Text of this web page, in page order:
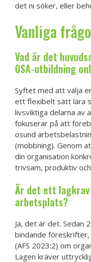
det ni söker, eller
Vanliga
Vad är det
OSA-utbildning
Syftet med att välja
ett flexibelt sätt lära
livsviktiga delarna av
fokuserar på att
osund
(mobbning). Genom
din organisation
trivsam, produktiv
Är det ett lagkrav
arbetsplats?
Ja, det är det. Sedan
bindande
(AFS 2023:2) om
Lagen kräver